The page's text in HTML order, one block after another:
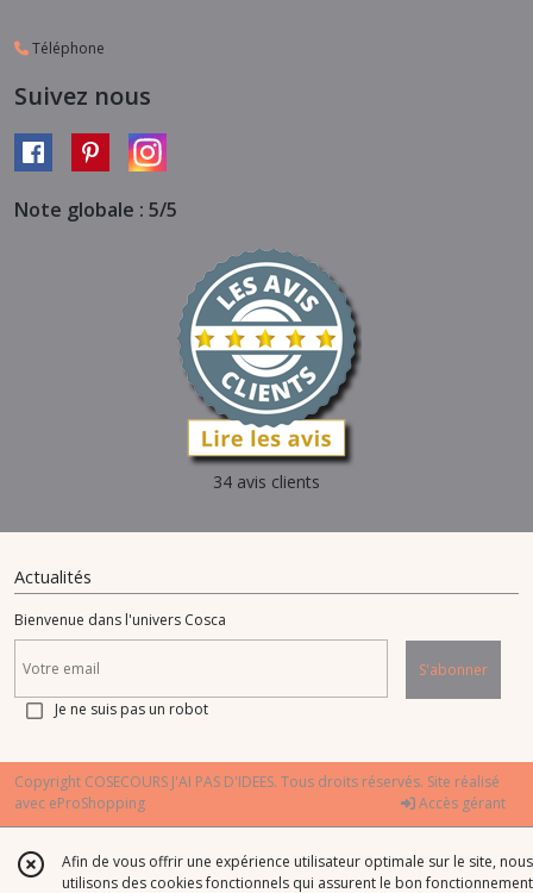
Téléphone
Suivez nous
Note globale : 5/5
34 avis clients
Actualités
Bienvenue dans l'univers Cosca
S'abonner
Je ne suis pas un robot
Copyright COSECOURS J'AI PAS D'IDEES. Tous droits réservés. Site réalisé
avec eProShopping Accès gérant
Afin de vous offrir une expérience utilisateur optimale sur le site, nous
utilisons des cookies fonctionnels qui assurent le bon fonctionnement